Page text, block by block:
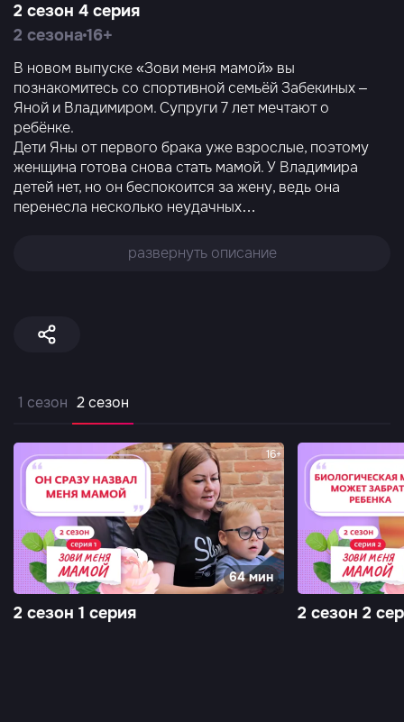
2 сезон 4 серия
2 сезона16+
В новом выпуске «Зови меня мамой» вы
познакомитесь со спортивной семьёй Забекиных –
Яной и Владимиром. Супруги 7 лет мечтают о
ребёнке.
Дети Яны от первого брака уже взрослые, поэтому
женщина готова снова стать мамой. У Владимира
детей нет, но он беспокоится за жену, ведь она
перенесла несколько неудачных…
развернуть описание
1 сезон 2 сезон
16+
64 мин
2 сезон 1 серия 2 сезон 2